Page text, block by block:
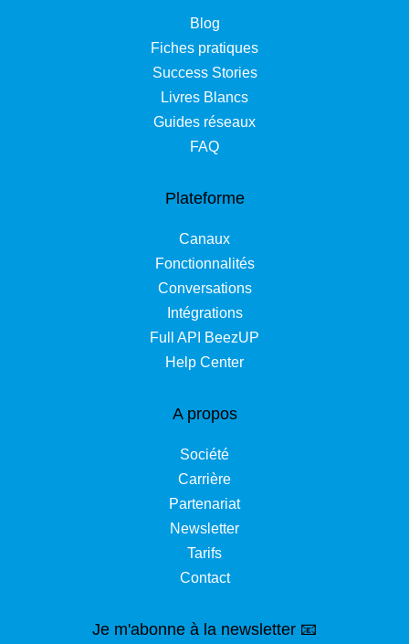
Blog
Fiches pratiques
Success Stories
Livres Blancs
Guides réseaux
FAQ
Plateforme
Canaux
Fonctionnalités
Conversations
Intégrations
Full API BeezUP
Help Center
A propos
Société
Carrière
Partenariat
Newsletter
Tarifs
Contact
Je m'abonne à la newsletter 📧